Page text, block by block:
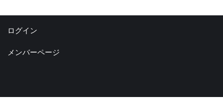
ログイン
メンバーページ